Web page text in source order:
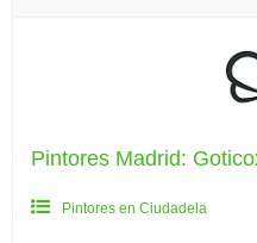
Pintores Madrid:
Pintores en Ciudadela